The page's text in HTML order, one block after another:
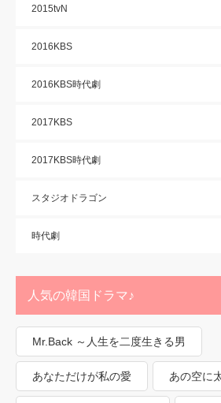
2015tvN
2016KBS
2016KBS時代劇
2017KBS
2017KBS時代劇
スタジオドラゴン
時代劇
人気の韓国ドラマ♪
Mr.Back ～人生を二度生きる男
あなただけが私の愛 あの空に